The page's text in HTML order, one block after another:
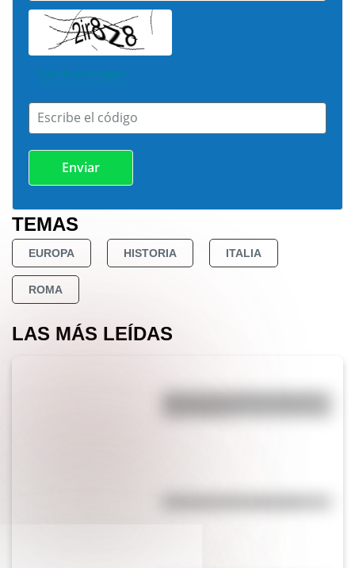
Cambiar imagen
Escribe el código
TEMAS
EUROPA HISTORIA ITALIA
ROMA
LAS MÁS LEÍDAS
¿Por qué los perros se ponen